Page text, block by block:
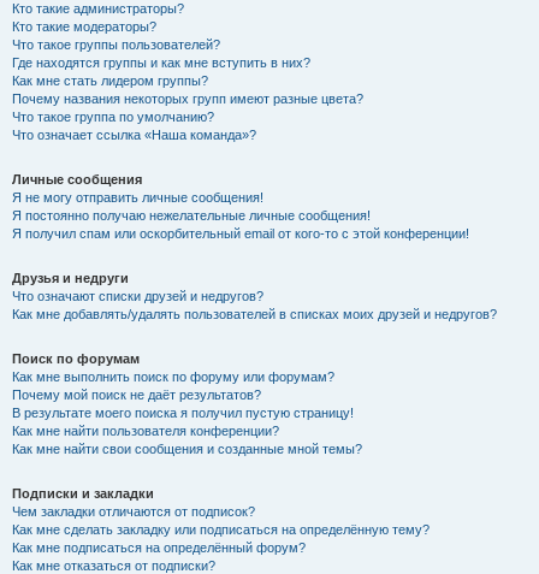
Кто такие администраторы?
Кто такие модераторы?
Что такое группы пользователей?
Где находятся группы и как мне вступить в них?
Как мне стать лидером группы?
Почему названия некоторых групп имеют разные цвета?
Что такое группа по умолчанию?
Что означает ссылка «Наша команда»?
Личные сообщения
Я не могу отправить личные сообщения!
Я постоянно получаю нежелательные личные сообщения!
Я получил спам или оскорбительный email от кого-то с этой конференции!
Друзья и недруги
Что означают списки друзей и недругов?
Как мне добавлять/удалять пользователей в списках моих друзей и недругов?
Поиск по форумам
Как мне выполнить поиск по форуму или форумам?
Почему мой поиск не даёт результатов?
В результате моего поиска я получил пустую страницу!
Как мне найти пользователя конференции?
Как мне найти свои сообщения и созданные мной темы?
Подписки и закладки
Чем закладки отличаются от подписок?
Как мне сделать закладку или подписаться на определённую тему?
Как мне подписаться на определённый форум?
Как мне отказаться от подписки?